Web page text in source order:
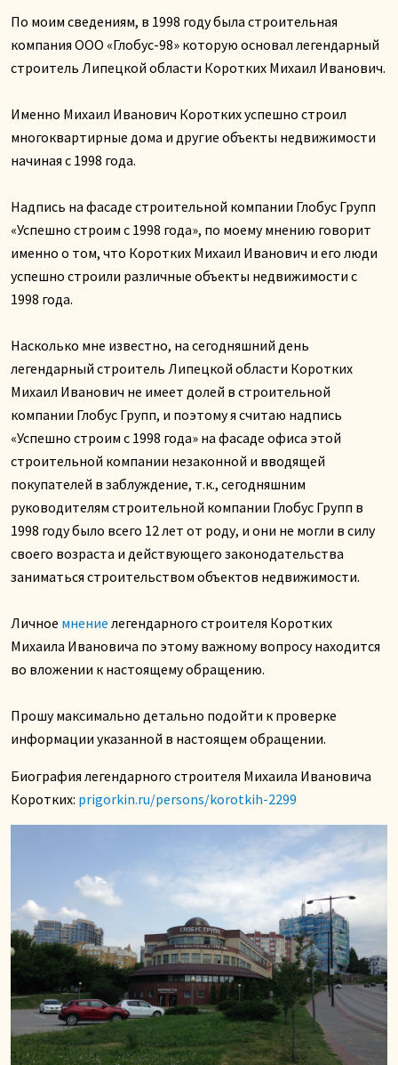
По моим сведениям, в 1998 году была строительная
компания ООО «Глобус-98» которую основал легендарный
строитель Липецкой области Коротких Михаил Иванович.
Именно Михаил Иванович Коротких успешно строил
многоквартирные дома и другие объекты недвижимости
начиная с 1998 года.
Надпись на фасаде строительной компании Глобус Групп
«Успешно строим с 1998 года», по моему мнению говорит
именно о том, что Коротких Михаил Иванович и его люди
успешно строили различные объекты недвижимости с
1998 года.
Насколько мне известно, на сегодняшний день
легендарный строитель Липецкой области Коротких
Михаил Иванович не имеет долей в строительной
компании Глобус Групп, и поэтому я считаю надпись
«Успешно строим с 1998 года» на фасаде офиса этой
строительной компании незаконной и вводящей
покупателей в заблуждение, т.к., сегодняшним
руководителям строительной компании Глобус Групп в
1998 году было всего 12 лет от роду, и они не могли в силу
своего возраста и действующего законодательства
заниматься строительством объектов недвижимости.
Личное мнение легендарного строителя Коротких
Михаила Ивановича по этому важному вопросу находится
во вложении к настоящему обращению.
Прошу максимально детально подойти к проверке
информации указанной в настоящем обращении.
Биография легендарного строителя Михаила Ивановича
Коротких: prigorkin.ru/persons/korotkih-2299